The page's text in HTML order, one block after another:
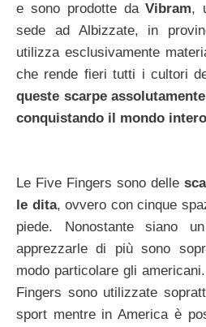
e sono prodotte daVibram,
sede ad Albizzate, in
utilizza esclusivamente
che rende fieri tutti i cultori
queste scarpe
conquistando il mondo intero
Le Five Fingers sono delle
le dita, ovvero con cinque
piede. Nonostante siano
apprezzarle di più sono
modo particolare gli
Fingers sono utilizzate
sport mentre in America è